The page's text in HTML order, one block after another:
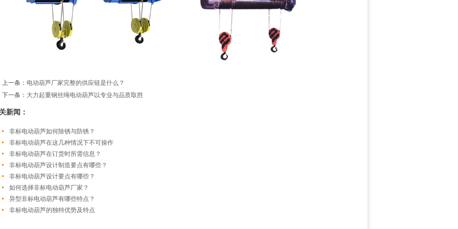
上一条： 电动葫芦厂家完整的供应链是什么？
下一条： 大力起重钢丝绳电动葫芦以专业与品质取胜
新闻：
非标电动葫芦如何除锈与防锈？
非标电动葫芦在这几种情况下不可操作
非标电动葫芦在订货时所需信息？
非标电动葫芦设计制造要点有哪些？
非标电动葫芦设计要点有哪些？
如何选择非标电动葫芦厂家？
异型非标电动葫芦有哪些特点？
非标电动葫芦的独特优势及特点